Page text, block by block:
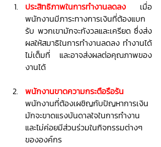
ประสิทธิภาพในการทำงานลดลง เมื่อ
พนักงานมีภาระทางการเงินที่ต้องแบก
รับ พวกเขามักจะกังวลและเครียด ซึ่งส่ง
ผลให้สมาธิในการทำงานลดลง ทำงานได้
ไม่เต็มที่ และอาจส่งผลต่อคุณภาพของ
งานได้
พนักงานที่ต้องเผชิญกับปัญหาการเงิน
มักจะขาดแรงบันดาลใจในการทำงาน
และไม่ค่อยมีส่วนร่วมในกิจกรรมต่างๆ
ขององค์กร